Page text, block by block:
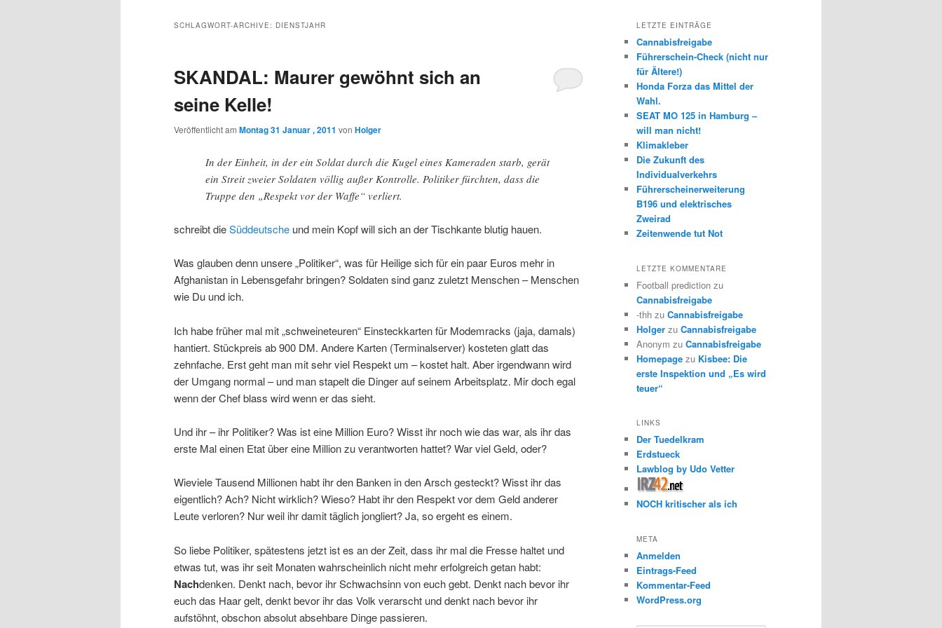
wechseln
SCHLAGWORT-ARCHIVE: DIENSTJAHR
SKANDAL: Maurer gewöhnt sich an
seine Kelle!
Veröffentlicht am Montag 31 Januar , 2011 von Holger
In der Einheit, in der ein Soldat durch die Kugel eines Kameraden starb, gerät
ein Streit zweier Soldaten völlig außer Kontrolle. Politiker fürchten, dass die
Truppe den „Respekt vor der Waffe“ verliert.
schreibt dieSüddeutsche und mein Kopf will sich an der Tischkante blutig hauen.
Was glauben denn unsere „Politiker“, was für Heilige sich für ein paar Euros mehr in
Afghanistan in Lebensgefahr bringen? Soldaten sind ganz zuletzt Menschen – Menschen
wie Du und ich.
Ich habe früher mal mit „schweineteuren“ Einsteckkarten für Modemracks (jaja, damals)
hantiert. Stückpreis ab 900 DM. Andere Karten (Terminalserver) kosteten glatt das
zehnfache. Erst geht man mit sehr viel Respekt um – kostet halt. Aber irgendwann wird
der Umgang normal – und man stapelt die Dinger auf seinem Arbeitsplatz. Mir doch egal
wenn der Chef blass wird wenn er das sieht.
Und ihr – ihr Politiker? Was ist eine Million Euro? Wisst ihr noch wie das war, als ihr das
erste Mal einen Etat über eine Million zu verantworten hattet? War viel Geld, oder?
Wieviele Tausend Millionen habt ihr den Banken in den Arsch gesteckt? Wisst ihr das
eigentlich? Ach? Nicht wirklich? Wieso? Habt ihr den Respekt vor dem Geld anderer
Leute verloren? Nur weil ihr damit täglich jongliert? Ja, so ergeht es einem.
So liebe Politiker, spätestens jetzt ist es an der Zeit, dass ihr mal die Fresse haltet und
etwas tut, was ihr seit Monaten wahrscheinlich nicht mehr erfolgreich getan habt:
Nachdenken. Denkt nach, bevor ihr Schwachsinn von euch gebt. Denkt nach bevor ihr
euch das Haar gelt, denkt bevor ihr das Volk verarscht und denkt nach bevor ihr
aufstöhnt, obschon absolut absehbare Dinge passieren.
LETZTE EINTRÄGE
Cannabisfreigabe
Führerschein-Check (nicht nur
für Ältere!)
Honda Forza das Mittel der
Wahl.
SEAT MO 125 in Hamburg –
will man nicht!
Klimakleber
Die Zukunft des
Individualverkehrs
Führerscheinerweiterung
B196 und elektrisches
Zweirad
Zeitenwende tut Not
LETZTE KOMMENTARE
Football prediction zu
Cannabisfreigabe
-thh zu Cannabisfreigabe
Holger zu Cannabisfreigabe
Anonym zu Cannabisfreigabe
Homepage zu Kisbee: Die
erste Inspektion und „Es wird
teuer“
LINKS
Der Tuedelkram
Erdstueck
Lawblog by Udo Vetter
NOCH kritischer als ich
META
Anmelden
Eintrags-Feed
Kommentar-Feed
WordPress.org